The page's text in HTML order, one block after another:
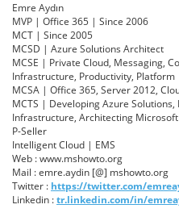
Emre Aydın
MVP | Office 365 | Since 2006
MCT | Since 2005
MCSD | Azure Solutions Architect
MCSE | Private Cloud, Messaging,
Infrastructure, Productivity, Platform
MCSA | Office 365, Server 2012,
MCTS | Developing Azure
Infrastructure, Architecting
P-Seller
Intelligent Cloud | EMS
Web : www.mshowto.org
Mail : emre.aydin [@] mshowto.org
Twitter : https://twitter.com/
Linkedin :tr.linkedin.com/in/